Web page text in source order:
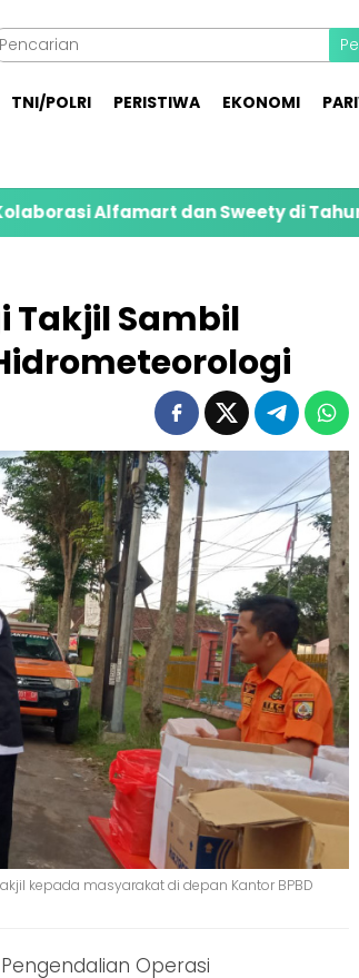
TNI/POLRI PERISTIWA EKONOMI
dan Sweety di Tahun 2026
Takjil Sambil
kepada masyarakat di depan Kantor BPBD
Operasi